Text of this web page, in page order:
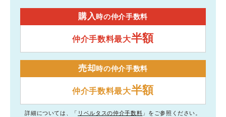
購入時の仲介手数料
仲介手数料最大半額
売却時の仲介手数料
仲介手数料最大半額
詳細については、「 リベルタスの仲介手数料 」をご参照ください。